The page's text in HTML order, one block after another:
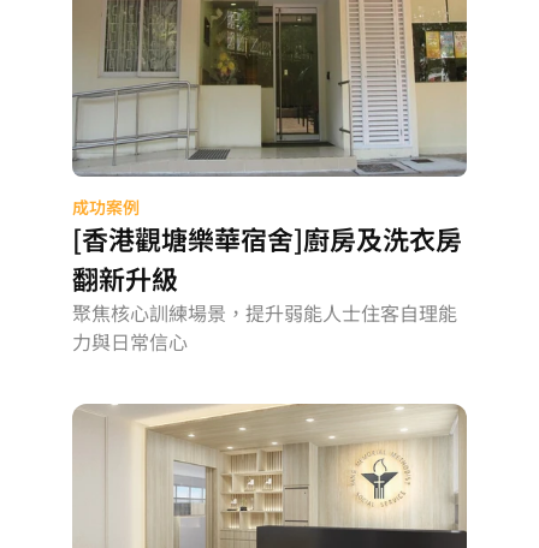
成功案例
[香港觀塘樂華宿舍]廚房及洗衣房
翻新升級
聚焦核心訓練場景，提升弱能人士住客自理能
力與日常信心